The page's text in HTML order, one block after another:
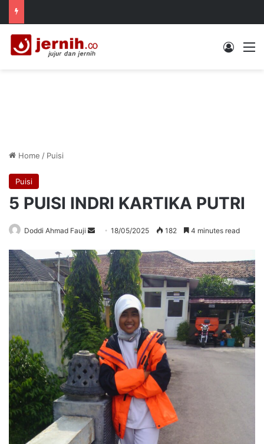
Log In
Home / Puisi
Puisi
5 PUISI INDRI KARTIKA PUTRI
Doddi Ahmad Fauji
Send
email
18/05/2025 182 4 minutes read